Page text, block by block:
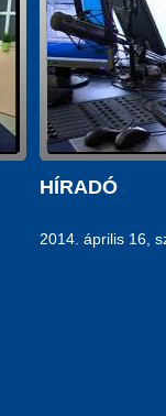
HÍRADÓ
2014. április 16,